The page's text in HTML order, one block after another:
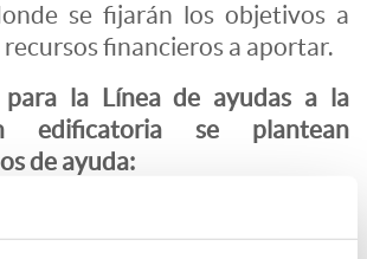
se fijarán los objetivos a
recursos financieros a aportar.
la Línea de ayudas a la
edificatoria se plantean
de ayuda: